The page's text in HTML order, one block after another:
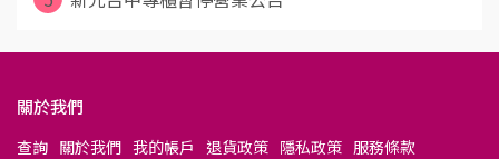
關於我們
查詢 關於我們 我的帳戶 退貨政策 隱私政策 服務條款